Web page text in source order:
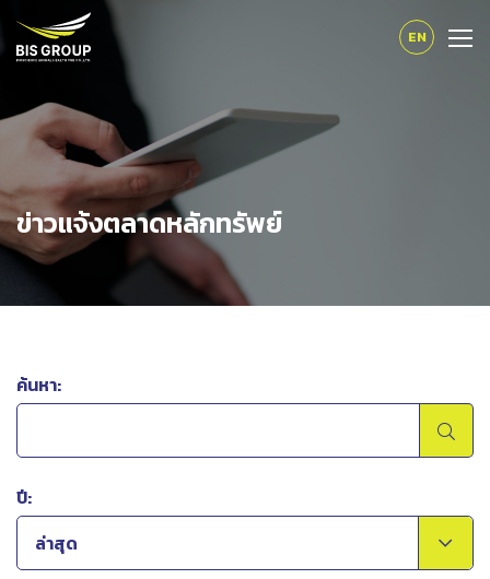
EN
ข่าวแจ้งตลาดหลักทรัพย์
ค้นหา:
ปี:
ล่าสุด